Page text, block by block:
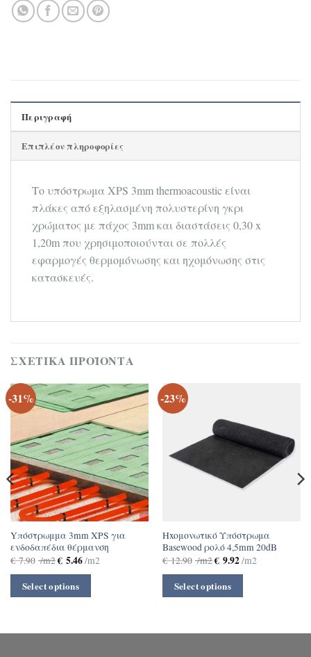
Περιγραφή
Επιπλέον πληροφορίες
Το υπόστρωμα XPS 3mm thermoacoustic είναι
πλάκες από εξηλασμένη πολυστερίνη γκρι
χρώματος με πάχος 3mm και διαστάσεις 0,30 x
1,20m που χρησιμοποιούνται σε πολλές
εφαρμογές θερμομόνωσης και ηχομόνωσης στις
κατασκευές.
ΣΧΕΤΙΚΆ ΠΡΟΪΌΝΤΑ
-31%
Yπόστρωμμα 3mm XPS για
ενδοδαπέδια θέρμανση
€7.90 /m2€5.46/m2
Select options
-23%
Hxoμονωτικό Υπόστρωμα
Basewood ρολό 4,5mm 20dB
€12.90 /m2€9.92/m2
Select options